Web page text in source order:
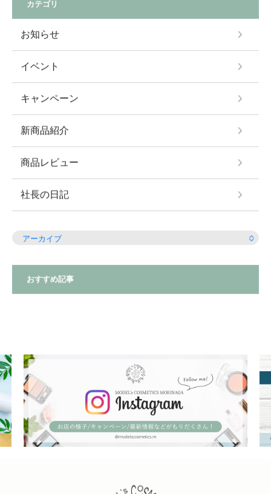
カテゴリ
お知らせ
イベント
キャンペーン
新商品紹介
商品レビュー
社長の日記
おすすめ記事